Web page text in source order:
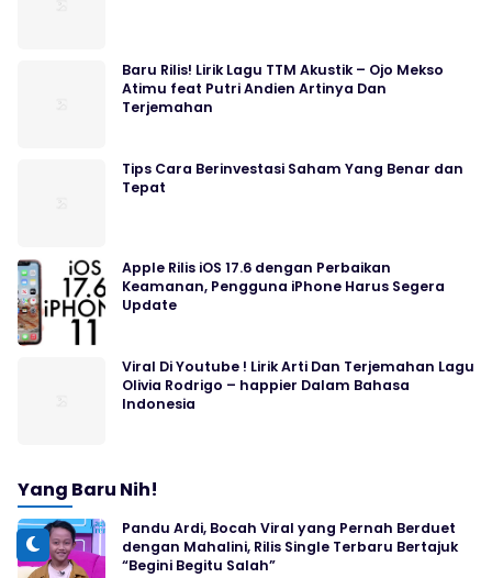
Baru Rilis! Lirik Lagu TTM Akustik – Ojo Mekso
Atimu feat Putri Andien Artinya Dan
Terjemahan
Tips Cara Berinvestasi Saham Yang Benar dan
Tepat
Apple Rilis iOS 17.6 dengan Perbaikan
Keamanan, Pengguna iPhone Harus Segera
Update
Viral Di Youtube ! Lirik Arti Dan Terjemahan Lagu
Olivia Rodrigo – happier Dalam Bahasa
Indonesia
Yang Baru Nih!
Pandu Ardi, Bocah Viral yang Pernah Berduet
dengan Mahalini, Rilis Single Terbaru Bertajuk
“Begini Begitu Salah”